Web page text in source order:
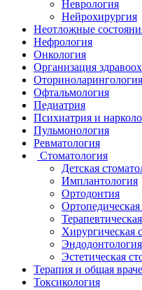
Неврология
Нейрохирургия
Неотложные
Нефрология
Онкология
Организация
Оториноларингология
Офтальмология
Педиатрия
Психиатрия и
Пульмонология
Ревматология
Стоматология
Детская
Имплантология
Ортодонтия
Хирургическая
Эндодонтология
Эстетическая
Терапия и общая
Токсикология